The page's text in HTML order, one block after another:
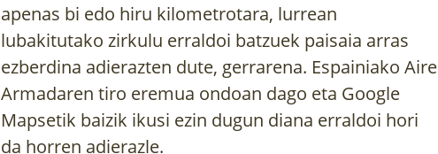
apenas bi edo hiru kilometrotara, lurrean
lubakitutako zirkulu erraldoi batzuek paisaia arras
ezberdina adierazten dute, gerrarena. Espainiako Aire
Armadaren tiro eremua ondoan dago eta Google
Mapsetik baizik ikusi ezin dugun diana erraldoi hori
da horren adierazle.